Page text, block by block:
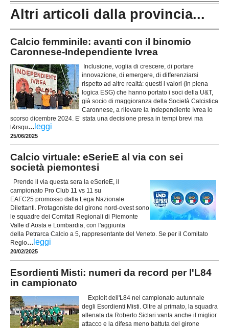
Altri articoli dalla provincia...
Calcio femminile: avanti con il binomio
Caronnese-Independiente Ivrea
Inclusione, voglia di crescere, di portare
innovazione, di emergere, di differenziarsi
rispetto ad altre realtà: questi i valori (in piena
logica ESG) che hanno portato i soci della U&T,
già socio di maggioranza della Società Calcistica
Caronnese, a rilevare la Independiente Ivrea lo
scorso dicembre 2024. E’ stata una decisione presa in tempi brevi ma
l&rsqu... leggi
25/06/2025
Calcio virtuale: eSerieE al via con sei
società piemontesi
Prende il via questa sera la eSerieE, il
campionato Pro Club 11 vs 11 su
EAFC25 promosso dalla Lega Nazionale
Dilettanti. Protagoniste del girone nord-ovest sono
le squadre dei Comitati Regionali di Piemonte
Valle d’Aosta e Lombardia, con l'aggiunta
della Petrarca Calcio a 5, rappresentante del Veneto. Se per il Comitato
Regio... leggi
20/02/2025
Esordienti Misti: numeri da record per l'L84
in campionato
Exploit dell'L84 nel campionato autunnale
degli Esordienti Misti. Oltre al primato, la squadra
allenata da Roberto Siclari vanta anche il miglior
attacco e la difesa meno battuta del girone